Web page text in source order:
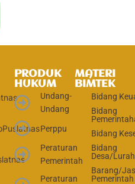
PRODUK
HUKUM
Undang-
Undang
Perppu
Peraturan
Pemerintah
Peraturan
MATERI
BIMTEK
Bidang
Bidang
Bidang
Bidang
Desa/
Barang/
Pemerintah